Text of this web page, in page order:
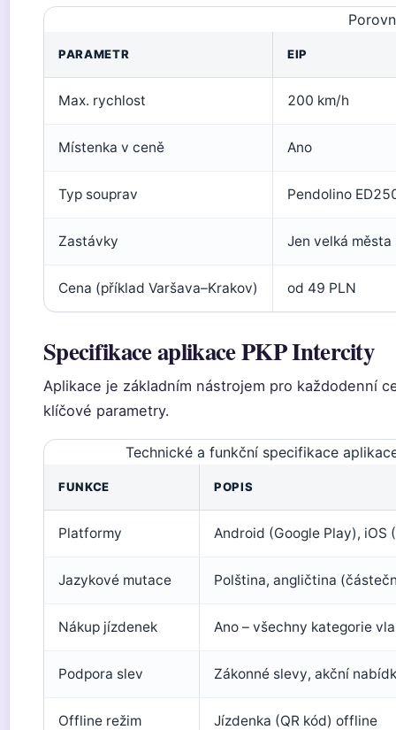
PARAMETR EIP
Max. rychlost 200 km/h
Místenka v ceně Ano
Typ souprav Pendolino
Zastávky Jen velká města
Cena (příklad Varšava–Krakov) od 49 PLN
Specifikace aplikace PKP Intercity
Aplikace je základním nástrojem pro každodenní
klíčové parametry.
Technické a funkční specifikace
FUNKCE POPIS
Platformy Android (Google Play), iOS
Jazykové mutace Polština, angličtina
Nákup jízdenek Ano – všechny kategorie
Podpora slev Zákonné slevy, akční
Offline režim Jízdenka (QR kód) offline